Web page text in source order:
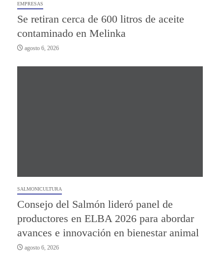
EMPRESAS
Se retiran cerca de 600 litros de aceite
contaminado en Melinka
agosto 6, 2026
SALMONICULTURA
Consejo del Salmón lideró panel de
productores en ELBA 2026 para abordar
avances e innovación en bienestar animal
agosto 6, 2026